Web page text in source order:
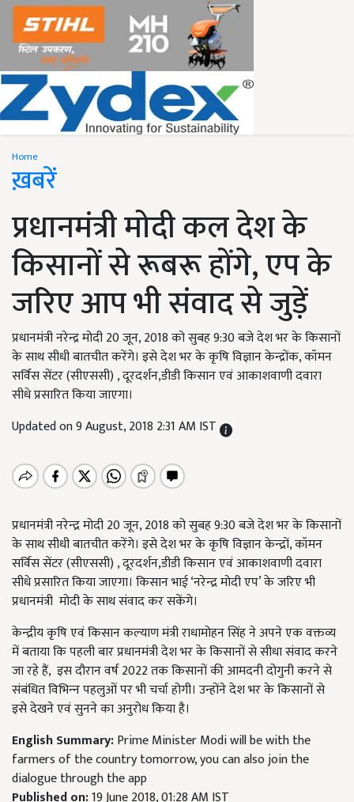
Home
ख़बरें
प्रधानमंत्री मोदी कल देश के
किसानों से रूबरू होंगे, एप के
जरिए आप भी संवाद से जुड़ें
प्रधानमंत्री नरेन्द्र मोदी 20 जून, 2018 को सुबह 9:30 बजे देश भर के किसानों
के साथ सीधी बातचीत करेंगे। इसे देश भर के कृषि विज्ञान केन्द्रोंक, कॉमन
सर्विस सेंटर (सीएससी) , दूरदर्शन,डीडी किसान एवं आकाशवाणी दवारा
सीधे प्रसारित किया जाएगा।
Updated on 9 August, 2018 2:31 AM IST
प्रधानमंत्री नरेन्‍द्र मोदी 20 जून, 2018 को सुबह 9:30 बजे देश भर के किसानों
के साथ सीधी बातचीत करेंगे। इसे देश भर के कृषि विज्ञान केन्‍द्रों, कॉमन
सर्विस सेंटर (सीएससी) , दूरदर्शन,डीडी किसान एवं आकाशवाणी दवारा
सीधे प्रसारित किया जाएगा। किसान भाई ‘नरेन्‍द्र मोदी एप’ के जरिए भी
प्रधानमंत्री मोदी के साथ संवाद कर सकेंगे।
केन्‍द्रीय कृषि एवं किसान कल्‍याण मंत्री राधामोहन सिंह ने अपने एक वक्तव्य
में बताया कि पहली बार प्रधानमंत्री देश भर के किसानों से सीधा संवाद करने
जा रहे हैं, इस दौरान वर्ष 2022 तक किसानों की आमदनी दोगुनी करने से
संबंधित विभिन्‍न पहलुओं पर भी चर्चा होगी। उन्‍होंने देश भर के किसानों से
इसे देखने एवं सुनने का अनुरोध किया है।
English Summary:Prime Minister Modi will be with the
farmers of the country tomorrow, you can also join the
dialogue through the app
Published on:19 June 2018, 01:28 AM IST